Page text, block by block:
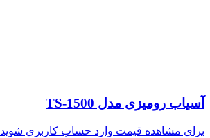
آسیاب رومیزی مدل TS-1500
برای مشاهده قیمت وارد حساب کاربری شوید